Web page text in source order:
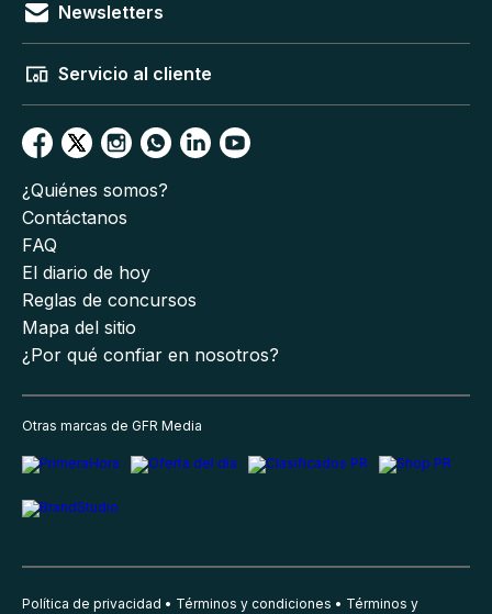
Newsletters
Servicio al cliente
¿Quiénes somos?
Contáctanos
FAQ
El diario de hoy
Reglas de concursos
Mapa del sitio
¿Por qué confiar en nosotros?
Otras marcas de GFR Media
Política de privacidad Términos y condiciones Términos y